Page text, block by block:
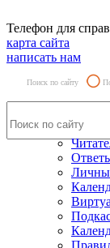
Телефон для
карта сайта
написать нам
Поиск по сайту